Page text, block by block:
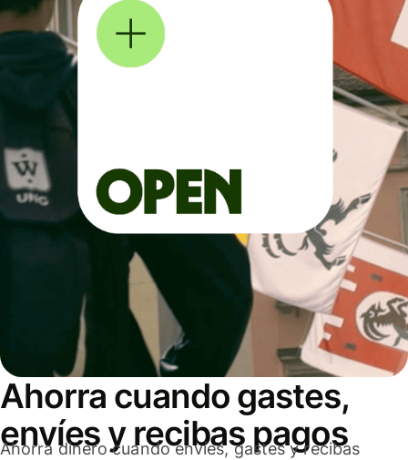
Ahorra cuando gastes,
envíes y recibas pagos
Ahorra dinero cuando envíes, gastes y recibas